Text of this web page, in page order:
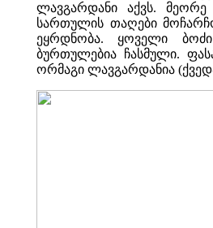
ლავგარდანი აქვს.
სართულის თაღები
ეყრდნობა. ყოველი
ბურთულებია ჩასმული.
ორმაგი ლავგარდანია